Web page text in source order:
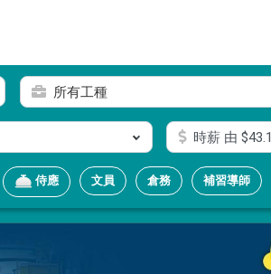
所有工種
時薪由 $43.1
侍應 文員 倉務 補習導師